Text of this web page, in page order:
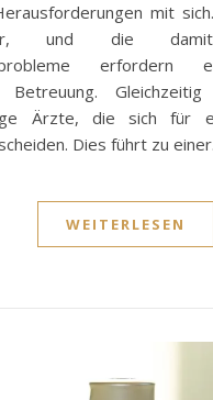
mit
und die damit
erfordern
Betreuung.
Ärzte, die sich für
Dies führt zu
WEITERLESEN